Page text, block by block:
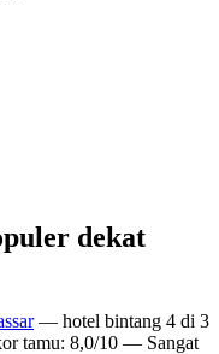
dekat
— hotel bintang 4 di 3
tamu: 8,0/10 — Sangat